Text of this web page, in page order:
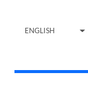
ENGLISH